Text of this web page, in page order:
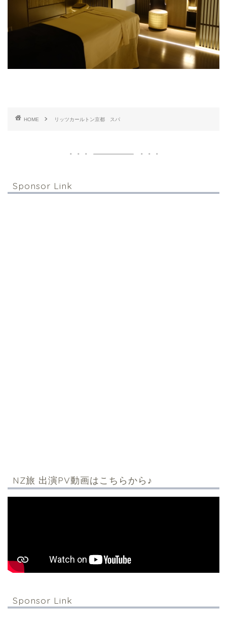
HOME リッツカールトン京都 スパ
Sponsor Link
NZ旅 出演PV動画はこちらから♪
Sponsor Link